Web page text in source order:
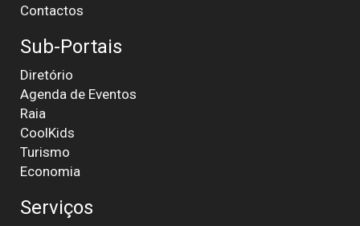
Contactos
Sub-Portais
Diretório
Agenda de Eventos
Raia
CoolKids
Turismo
Economia
Serviços